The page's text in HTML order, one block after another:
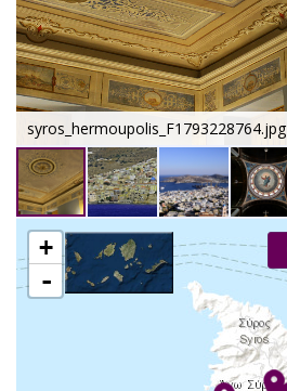
syros_hermoupolis_F1793228764.jpg
+
-